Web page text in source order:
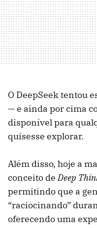
O DeepSeek tentou
— e ainda por cima
disponível para
quisesse explorar.
Além disso, hoje a
conceito de Deep
permitindo que a
“raciocinando”
oferecendo uma